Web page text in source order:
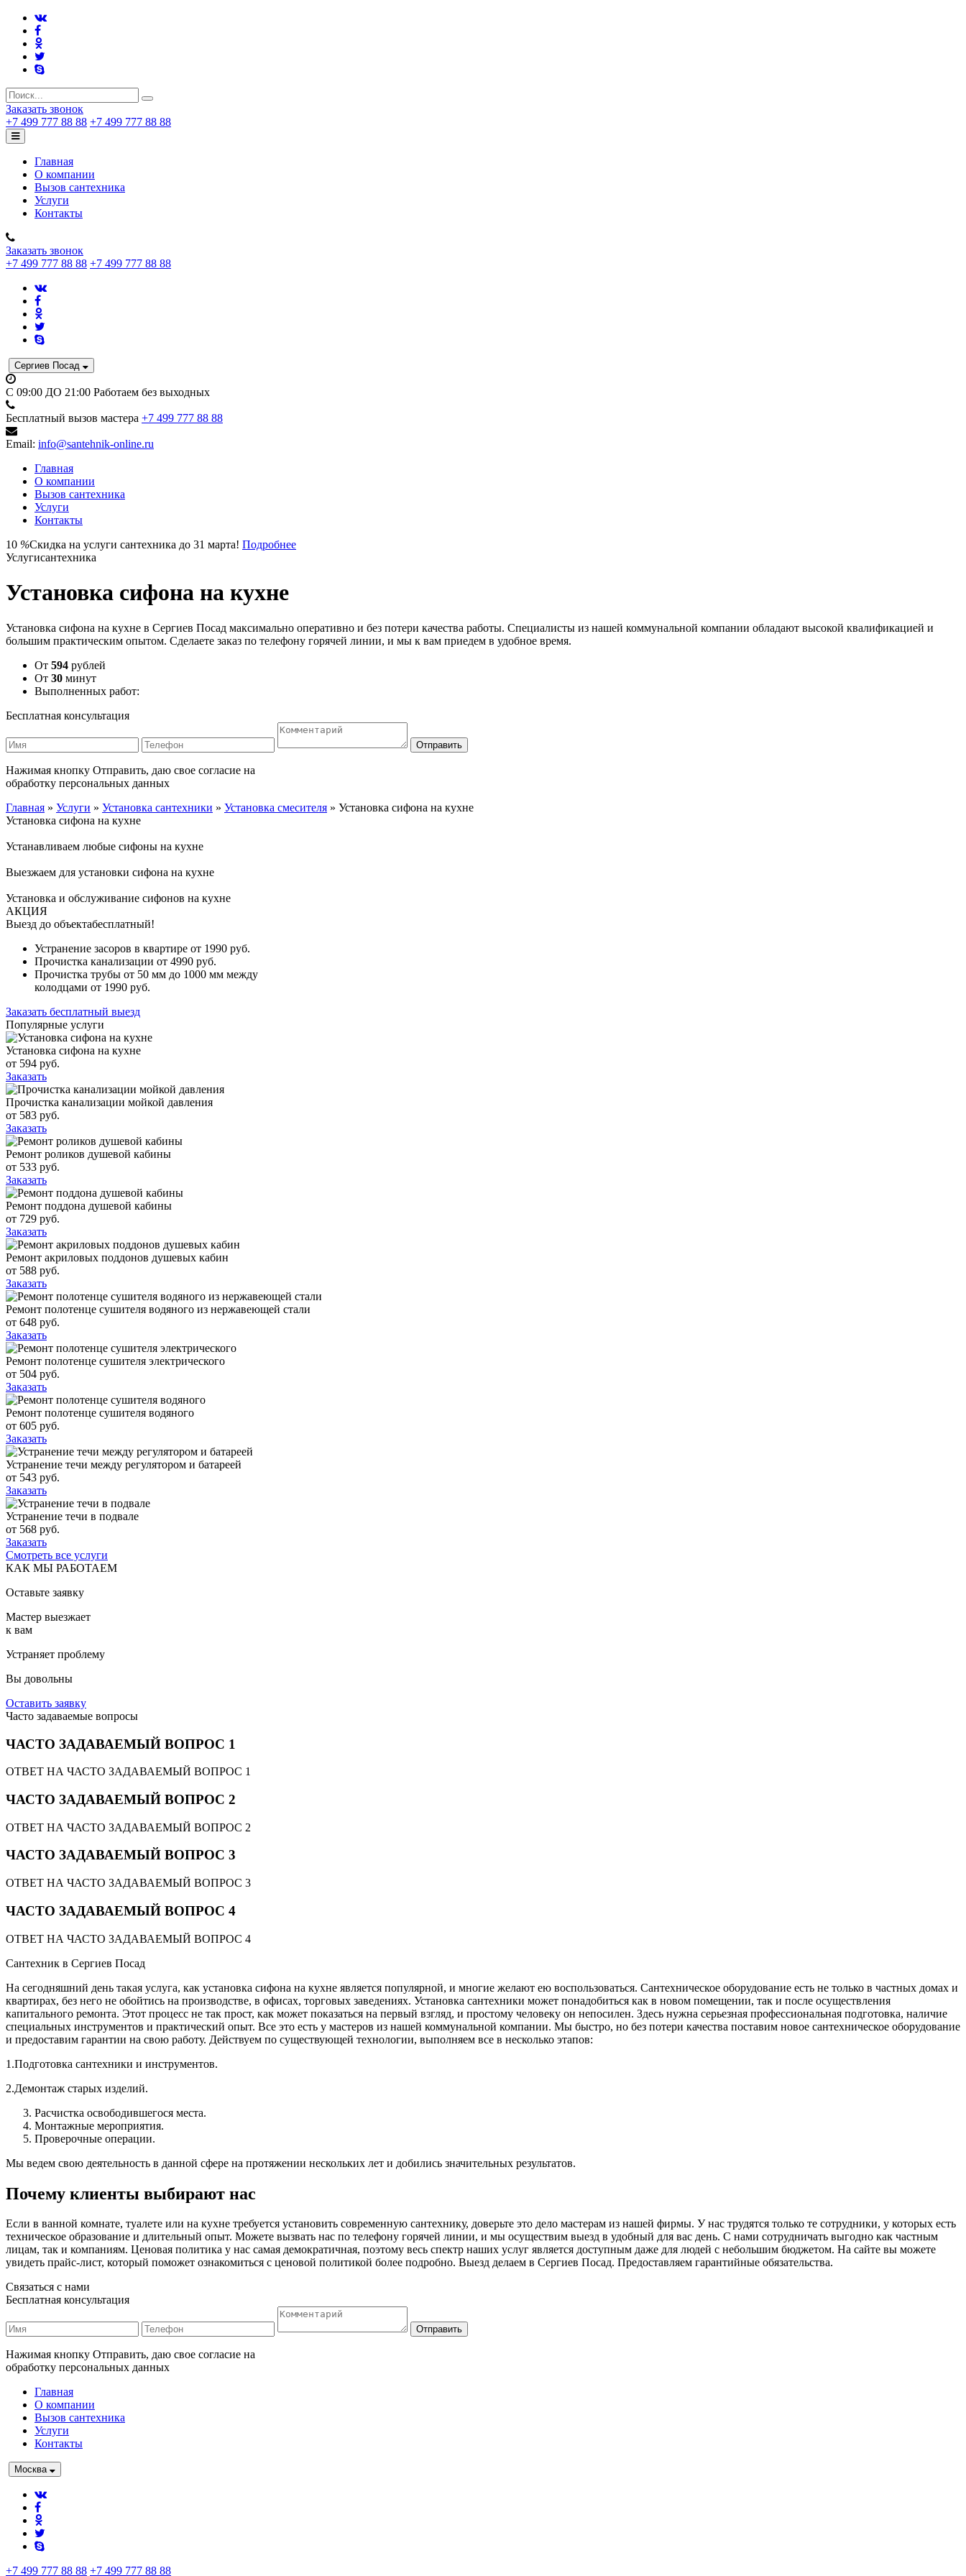
Заказать звонок
+7 499 777 88 88 +7 499 777 88 88
Главная
О компании
Вызов сантехника
Услуги
Контакты
Заказать звонок
+7 499 777 88 88 +7 499 777 88 88
Сергиев Посад
C 09:00 ДО 21:00 Работаем без выходных
Бесплатный вызов мастера +7 499 777 88 88
Email: info@santehnik-online.ru
Главная
О компании
Вызов сантехника
Услуги
Контакты
10 %Скидка на услуги сантехника до 31 марта! Подробнее
Услугисантехника
Установка сифона на кухне
Установка сифона на кухне в Сергиев Посад максимально оперативно и без потери качества работы. Специалисты из нашей коммунальной компании обладают высокой квалификацией и
большим практическим опытом. Сделаете заказ по телефону горячей линии, и мы к вам приедем в удобное время.
От 594 рублей
От 30 минут
Выполненных работ:
Бесплатная консультация
Отправить
Нажимая кнопку Отправить, даю свое согласие на
обработку персональных данных
Главная » Услуги » Установка сантехники » Установка смесителя » Установка сифона на кухне
Установка сифона на кухне
Устанавливаем любые сифоны на кухне
Выезжаем для установки сифона на кухне
Установка и обслуживание сифонов на кухне
АКЦИЯ
Выезд до объектабесплатный!
Устранение засоров в квартире от 1990 руб.
Прочистка канализации от 4990 руб.
Прочистка трубы от 50 мм до 1000 мм между
колодцами от 1990 руб.
Заказать бесплатный выезд
Популярные услуги
Установка сифона на кухне
от 594 руб.
Заказать
Прочистка канализации мойкой давления
от 583 руб.
Заказать
Ремонт роликов душевой кабины
от 533 руб.
Заказать
Ремонт поддона душевой кабины
от 729 руб.
Заказать
Ремонт акриловых поддонов душевых кабин
от 588 руб.
Заказать
Ремонт полотенце сушителя водяного из нержавеющей стали
от 648 руб.
Заказать
Ремонт полотенце сушителя электрического
от 504 руб.
Заказать
Ремонт полотенце сушителя водяного
от 605 руб.
Заказать
Устранение течи между регулятором и батареей
от 543 руб.
Заказать
Устранение течи в подвале
от 568 руб.
Заказать
Смотреть все услуги
КАК МЫ РАБОТАЕМ
Оставьте заявку
Мастер выезжает
к вам
Устраняет проблему
Вы довольны
Оставить заявку
Часто задаваемые вопросы
ЧАСТО ЗАДАВАЕМЫЙ ВОПРОС 1
ОТВЕТ НА ЧАСТО ЗАДАВАЕМЫЙ ВОПРОС 1
ЧАСТО ЗАДАВАЕМЫЙ ВОПРОС 2
ОТВЕТ НА ЧАСТО ЗАДАВАЕМЫЙ ВОПРОС 2
ЧАСТО ЗАДАВАЕМЫЙ ВОПРОС 3
ОТВЕТ НА ЧАСТО ЗАДАВАЕМЫЙ ВОПРОС 3
ЧАСТО ЗАДАВАЕМЫЙ ВОПРОС 4
ОТВЕТ НА ЧАСТО ЗАДАВАЕМЫЙ ВОПРОС 4
Сантехник в Сергиев Посад
На сегодняшний день такая услуга, как установка сифона на кухне является популярной, и многие желают ею воспользоваться. Сантехническое оборудование есть не только в частных домах и
квартирах, без него не обойтись на производстве, в офисах, торговых заведениях. Установка сантехники может понадобиться как в новом помещении, так и после осуществления
капитального ремонта. Этот процесс не так прост, как может показаться на первый взгляд, и простому человеку он непосилен. Здесь нужна серьезная профессиональная подготовка, наличие
специальных инструментов и практический опыт. Все это есть у мастеров из нашей коммунальной компании. Мы быстро, но без потери качества поставим новое сантехническое оборудование
и предоставим гарантии на свою работу. Действуем по существующей технологии, выполняем все в несколько этапов:
1.Подготовка сантехники и инструментов.
2.Демонтаж старых изделий.
Расчистка освободившегося места.
Монтажные мероприятия.
Проверочные операции.
Мы ведем свою деятельность в данной сфере на протяжении нескольких лет и добились значительных результатов.
Почему клиенты выбирают нас
Если в ванной комнате, туалете или на кухне требуется установить современную сантехнику, доверьте это дело мастерам из нашей фирмы. У нас трудятся только те сотрудники, у которых есть
техническое образование и длительный опыт. Можете вызвать нас по телефону горячей линии, и мы осуществим выезд в удобный для вас день. С нами сотрудничать выгодно как частным
лицам, так и компаниям. Ценовая политика у нас самая демократичная, поэтому весь спектр наших услуг является доступным даже для людей с небольшим бюджетом. На сайте вы можете
увидеть прайс-лист, который поможет ознакомиться с ценовой политикой более подробно. Выезд делаем в Сергиев Посад. Предоставляем гарантийные обязательства.
Связаться с нами
Бесплатная консультация
Отправить
Нажимая кнопку Отправить, даю свое согласие на
обработку персональных данных
Главная
О компании
Вызов сантехника
Услуги
Контакты
Москва
+7 499 777 88 88 +7 499 777 88 88